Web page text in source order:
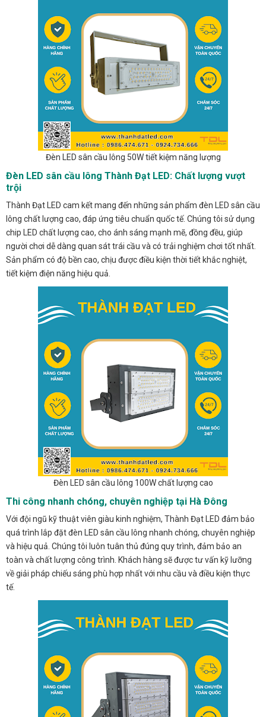
Đèn LED sân cầu lông 50W tiết kiệm năng lượng
Đèn LED sân cầu lông Thành Đạt LED: Chất lượng vượt
trội
Thành Đạt LED cam kết mang đến những sản phẩm đèn LED sân cầu
lông chất lượng cao, đáp ứng tiêu chuẩn quốc tế. Chúng tôi sử dụng
chip LED chất lượng cao, cho ánh sáng mạnh mẽ, đồng đều, giúp
người chơi dễ dàng quan sát trái cầu và có trải nghiệm chơi tốt nhất.
Sản phẩm có độ bền cao, chịu được điều kiện thời tiết khắc nghiệt,
tiết kiệm điện năng hiệu quả.
Đèn LED sân cầu lông 100W chất lượng cao
Thi công nhanh chóng, chuyên nghiệp tại Hà Đông
Với đội ngũ kỹ thuật viên giàu kinh nghiệm, Thành Đạt LED đảm bảo
quá trình lắp đặt đèn LED sân cầu lông nhanh chóng, chuyên nghiệp
và hiệu quả. Chúng tôi luôn tuân thủ đúng quy trình, đảm bảo an
toàn và chất lượng công trình. Khách hàng sẽ được tư vấn kỹ lưỡng
về giải pháp chiếu sáng phù hợp nhất với nhu cầu và điều kiện thực
tế.